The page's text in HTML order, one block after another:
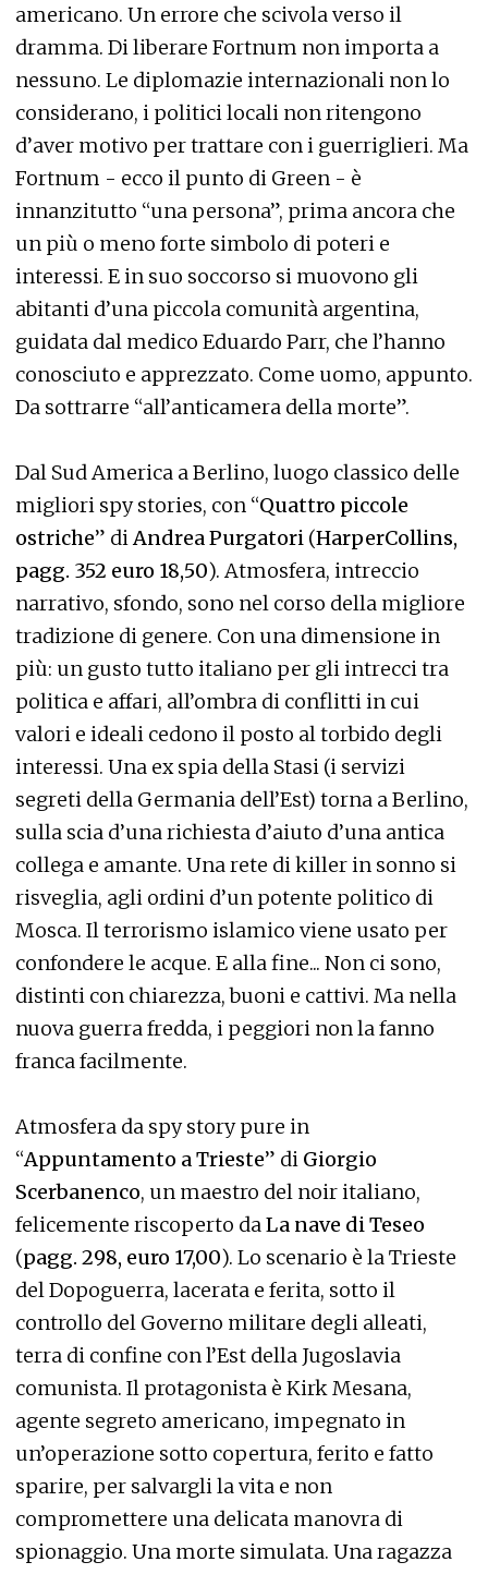
americano. Un errore che scivola verso il
dramma. Di liberare Fortnum non importa a
nessuno. Le diplomazie internazionali non lo
considerano, i politici locali non ritengono
d’aver motivo per trattare con i guerriglieri. Ma
Fortnum - ecco il punto di Green - è
innanzitutto “una persona”, prima ancora che
un più o meno forte simbolo di poteri e
interessi. E in suo soccorso si muovono gli
abitanti d’una piccola comunità argentina,
guidata dal medico Eduardo Parr, che l’hanno
conosciuto e apprezzato. Come uomo, appunto.
Da sottrarre “all’anticamera della morte”.
Dal Sud America a Berlino, luogo classico delle
migliori spy stories, con “Quattro piccole
ostriche” diAndrea Purgatori (HarperCollins,
pagg. 352 euro 18,50). Atmosfera, intreccio
narrativo, sfondo, sono nel corso della migliore
tradizione di genere. Con una dimensione in
più: un gusto tutto italiano per gli intrecci tra
politica e affari, all’ombra di conflitti in cui
valori e ideali cedono il posto al torbido degli
interessi. Una ex spia della Stasi (i servizi
segreti della Germania dell’Est) torna a Berlino,
sulla scia d’una richiesta d’aiuto d’una antica
collega e amante. Una rete di killer in sonno si
risveglia, agli ordini d’un potente politico di
Mosca. Il terrorismo islamico viene usato per
confondere le acque. E alla fine... Non ci sono,
distinti con chiarezza, buoni e cattivi. Ma nella
nuova guerra fredda, i peggiori non la fanno
franca facilmente.
Atmosfera da spy story pure in
“Appuntamento a Trieste” di Giorgio
Scerbanenco, un maestro del noir italiano,
felicemente riscoperto daLa nave di Teseo
(pagg. 298, euro 17,00). Lo scenario è la Trieste
del Dopoguerra, lacerata e ferita, sotto il
controllo del Governo militare degli alleati,
terra di confine con l’Est della Jugoslavia
comunista. Il protagonista è Kirk Mesana,
agente segreto americano, impegnato in
un’operazione sotto copertura, ferito e fatto
sparire, per salvargli la vita e non
compromettere una delicata manovra di
spionaggio. Una morte simulata. Una ragazza